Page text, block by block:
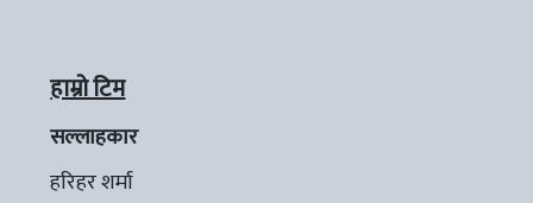
हाम्रो टिम
सल्लाहकार
हरिहर शर्मा